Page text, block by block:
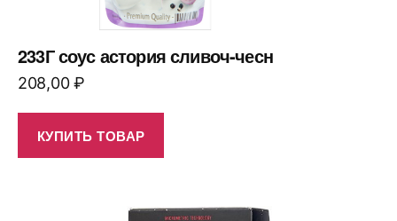
233Г соус астория сливоч-чесн
208,00₽
КУПИТЬ ТОВАР